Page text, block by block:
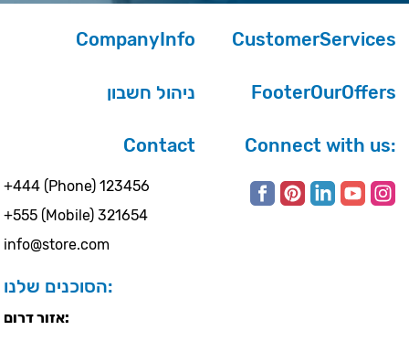
CompanyInfo CustomerServices
ניהול חשבון FooterOurOffers
Contact
+444 (Phone) 123456
+555 (Mobile) 321654
info@store.com
הסוכנים שלנו:
אזור דרום:
Connect with us: